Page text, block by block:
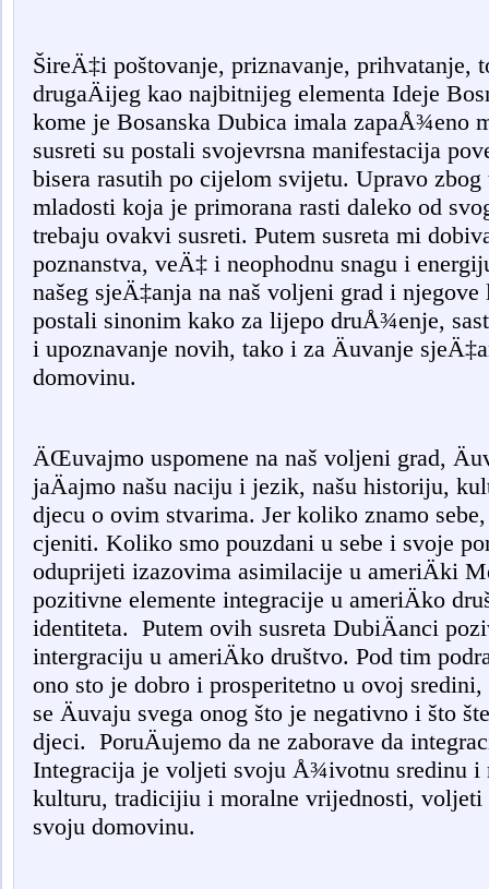
ŠireÄ‡i poštovanje, priznavanje, prihvatanje,
drugaÄijeg kao najbitnijeg elementa Ideje
kome je Bosanska Dubica imala zapaÅ¾eno
susreti su postali svojevrsna manifestacija
bisera rasutih po cijelom svijetu. Upravo zbog
mladosti koja je primorana rasti daleko od
trebaju ovakvi susreti. Putem susreta mi
poznanstva, veÄ‡ i neophodnu snagu i
našeg sjeÄ‡anja na naš voljeni grad i
postali sinonim kako za lijepo druÅ¾enje,
i upoznavanje novih, tako i za Äuvanje
domovinu.
ÄŒuvajmo uspomene na naš voljeni grad,
jaÄajmo našu naciju i jezik, našu historiju,
djecu o ovim stvarima. Jer koliko znamo
cjeniti. Koliko smo pouzdani u sebe i svoje
oduprijeti izazovima asimilacije u ameriÄki
pozitivne elemente integracije u ameriÄko
identiteta. Putem ovih susreta DubiÄanci
intergraciju u ameriÄko društvo. Pod tim
ono sto je dobro i prosperitetno u ovoj
se Äuvaju svega onog što je negativno i što
djeci. PoruÄujemo da ne zaborave da
Integracija je voljeti svoju Å¾ivotnu sredinu i
kulturu, tradicijiu i moralne vrijednosti, voljeti
svoju domovinu.